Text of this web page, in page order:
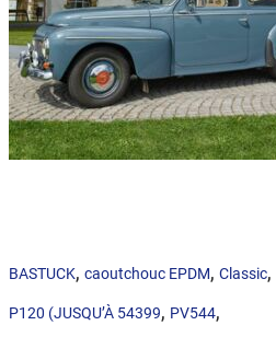
BASTUCK, caoutchouc EPDM, Classic,
P120 (JUSQU’À 54399, PV544,